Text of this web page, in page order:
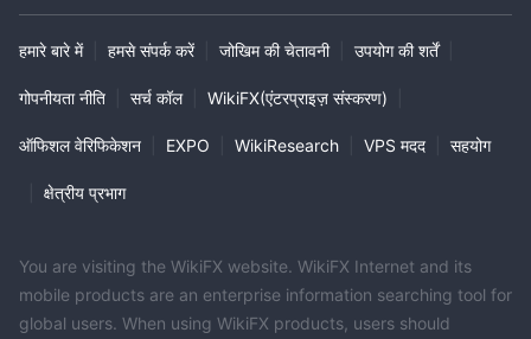
हमारे बारे में हमसे संपर्क करें जोखिम की चेतावनी उपयोग की शर्तें
गोपनीयता नीति सर्च कॉल WikiFX(एंटरप्राइज़ संस्करण)
ऑफिशल वेरिफिकेशन EXPO WikiResearch VPS मदद सहयोग
क्षेत्रीय प्रभाग
You are visiting the WikiFX website. WikiFX Internet and its
mobile products are an enterprise information searching tool for
global users. When using WikiFX products, users should